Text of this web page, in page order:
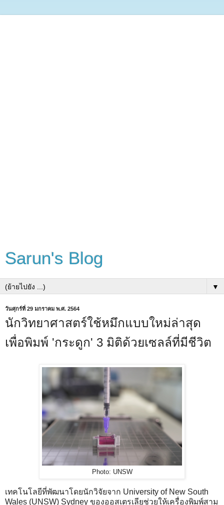
Sarun's Blog
▼
วันศุกร์ที่ 29 มกราคม พ.ศ. 2564
นักวิทยาศาสตร์ใช้หมึกแบบใหม่ล่าสุด
เพื่อพิมพ์ 'กระดูก' 3 มิติด้วยเซลล์ที่มีชีวิต
Photo: UNSW
เทคโนโลยีที่พัฒนาโดยนักวิจัยจาก University of New South
Wales (UNSW) Sydney ของออสเตรเลียช่วยให้เครื่องพิมพ์สาม